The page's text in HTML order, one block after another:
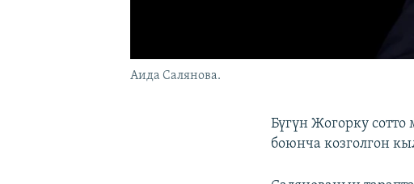
Аида Салянова.
Бүгүн Жогорку
боюнча козголгон